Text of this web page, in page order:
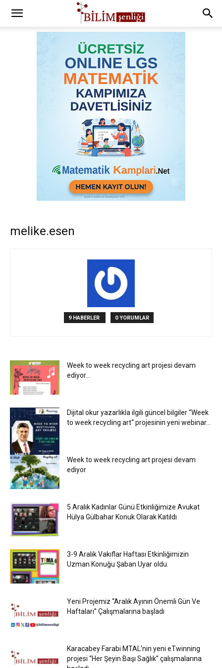
melike.esen
9 HABERLER 0 YORUMLAR
Week to week recycling art projesi devam
ediyor…
Dijital okur yazarlıkla ilgili güncel bilgiler “Week
to week recycling art“ projesinin yeni webinar...
Week to week recycling art projesi devam
ediyor
5 Aralık Kadınlar Günü Etkinliğimize Avukat
Hülya Gülbahar Konuk Olarak Katıldı
3-9 Aralık Vakıflar Haftası Etkinliğimizin
Uzman Konuğu Şaban Uyar oldu.
Yeni Projemiz “Aralık Ayının Önemli Gün Ve
Haftaları” Çalışmalarına başladı
Karacabey Farabi MTAL’nin yeni eTwinning
projesi “Her Şeyin Başı Sağlık” çalışmalarına